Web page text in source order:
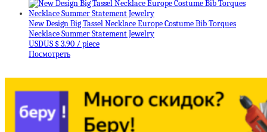
New Design Big Tassel Necklace Europe Costume Bib Torques
Necklace Summer Statement Jewelry
USDUS $ 3.90 / piece
Посмотреть